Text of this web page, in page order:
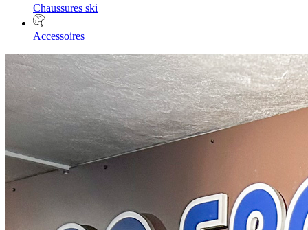
Chaussures ski
Accessoires